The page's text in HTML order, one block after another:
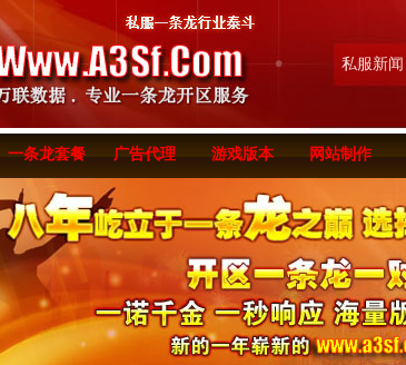
私服新闻
一条龙套餐 广告代理 游戏版本 网站制作